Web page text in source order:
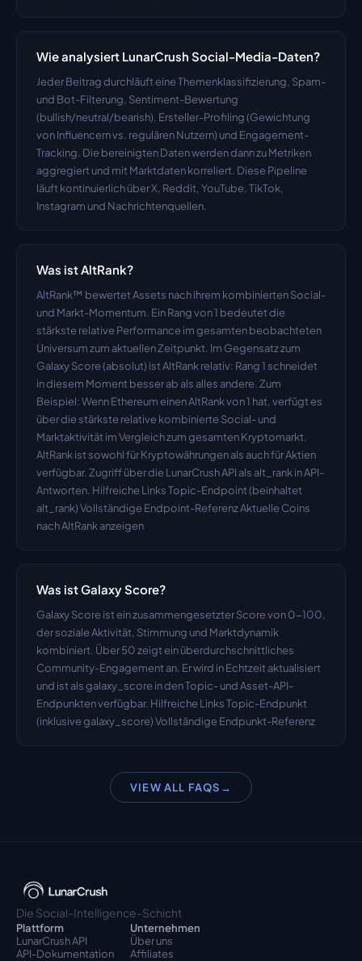
Wie analysiert LunarCrush Social-Media-Daten?
Jeder Beitrag durchläuft eine Themenklassifizierung, Spam-
und Bot-Filterung, Sentiment-Bewertung
(bullish/neutral/bearish), Ersteller-Profiling (Gewichtung
von Influencern vs. regulären Nutzern) und Engagement-
Tracking. Die bereinigten Daten werden dann zu Metriken
aggregiert und mit Marktdaten korreliert. Diese Pipeline
läuft kontinuierlich über X, Reddit, YouTube, TikTok,
Instagram und Nachrichtenquellen.
Was ist AltRank?
AltRank™ bewertet Assets nach ihrem kombinierten Social-
und Markt-Momentum. Ein Rang von 1 bedeutet die
stärkste relative Performance im gesamten beobachteten
Universum zum aktuellen Zeitpunkt. Im Gegensatz zum
Galaxy Score (absolut) ist AltRank relativ: Rang 1 schneidet
in diesem Moment besser ab als alles andere. Zum
Beispiel: Wenn Ethereum einen AltRank von 1 hat, verfügt es
über die stärkste relative kombinierte Social- und
Marktaktivität im Vergleich zum gesamten Kryptomarkt.
AltRank ist sowohl für Kryptowährungen als auch für Aktien
verfügbar. Zugriff über die LunarCrush API als alt_rank in API-
Antworten. Hilfreiche Links Topic-Endpoint (beinhaltet
alt_rank) Vollständige Endpoint-Referenz Aktuelle Coins
nach AltRank anzeigen
Was ist Galaxy Score?
Galaxy Score ist ein zusammengesetzter Score von 0-100,
der soziale Aktivität, Stimmung und Marktdynamik
kombiniert. Über 50 zeigt ein überdurchschnittliches
Community-Engagement an. Er wird in Echtzeit aktualisiert
und ist als galaxy_score in den Topic- und Asset-API-
Endpunkten verfügbar. Hilfreiche Links Topic-Endpunkt
(inklusive galaxy_score) Vollständige Endpunkt-Referenz
VIEW ALL FAQS →
Die Social-Intelligence-Schicht
Plattform
LunarCrush API
API-Dokumentation
Unternehmen
Über uns
Affiliates